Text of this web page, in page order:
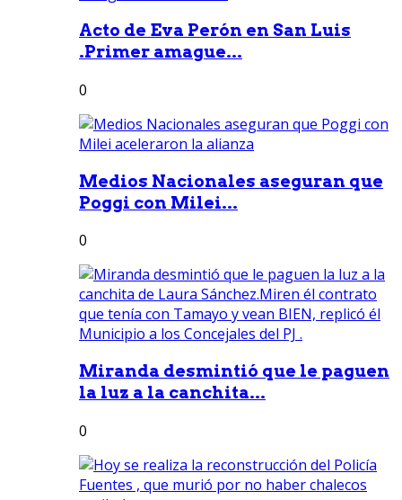
Acto de Eva Perón en San Luis
.Primer amague...
0
Medios Nacionales aseguran que
Poggi con Milei...
0
Miranda desmintió que le paguen
la luz a la canchita...
0